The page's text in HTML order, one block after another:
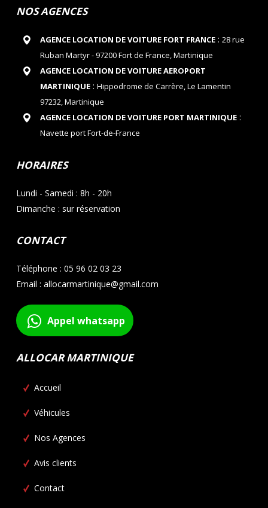
NOS AGENCES
AGENCE LOCATION DE VOITURE FORT FRANCE: 28 rue
Ruban Martyr - 97200 Fort de France, Martinique
AGENCE LOCATION DE VOITURE AEROPORT
MARTINIQUE: Hippodrome de Carrère, Le Lamentin
97232, Martinique
AGENCE LOCATION DE VOITURE PORT MARTINIQUE:
Navette port Fort-de-France
HORAIRES
Lundi - Samedi : 8h - 20h
Dimanche : sur réservation
CONTACT
Téléphone : 05 96 02 03 23
Email : allocarmartinique@gmail.com
Appel whatsapp
ALLOCAR MARTINIQUE
Accueil
Véhicules
Nos Agences
Avis clients
Contact